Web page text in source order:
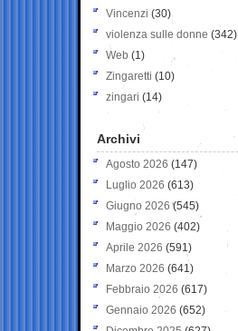
Vincenzi (30)
violenza sulle donne (342)
Web (1)
Zingaretti (10)
zingari (14)
Archivi
Agosto 2026 (147)
Luglio 2026 (613)
Giugno 2026 (545)
Maggio 2026 (402)
Aprile 2026 (591)
Marzo 2026 (641)
Febbraio 2026 (617)
Gennaio 2026 (652)